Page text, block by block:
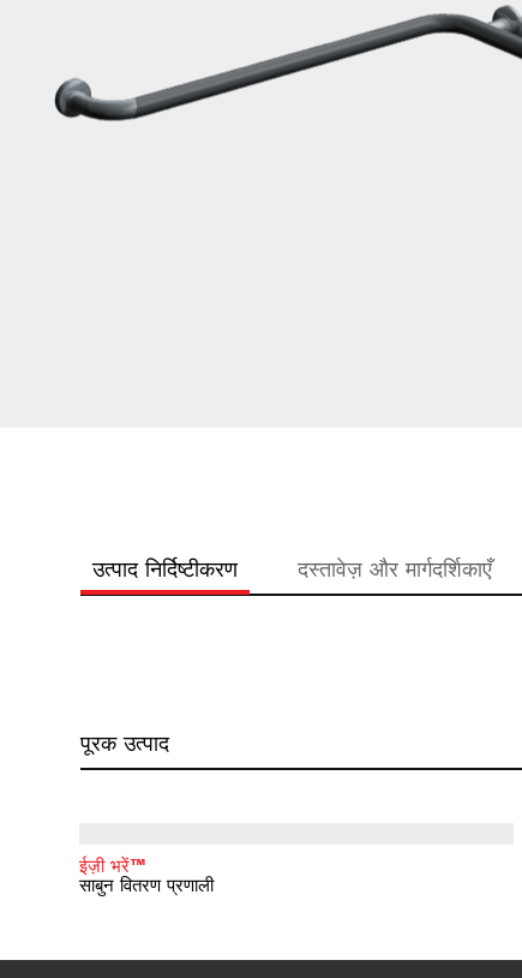
उत्पाद निर्दिष्टीकरण दस्तावेज़ और मार्गदर्शिकाएँ
पूरक उत्पाद
ईज़ी भरें™
साबुन वितरण प्रणाली